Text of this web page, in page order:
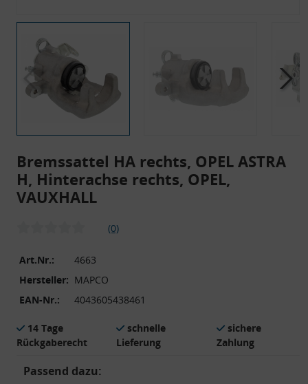
Bremssattel HA rechts, OPEL ASTRA
H, Hinterachse rechts, OPEL,
VAUXHALL
(0)
Art.Nr.:
4663
Hersteller: MAPCO
EAN-Nr.:
4043605438461
14 Tage
Rückgaberecht
schnelle
Lieferung
sichere
Zahlung
Passend dazu: